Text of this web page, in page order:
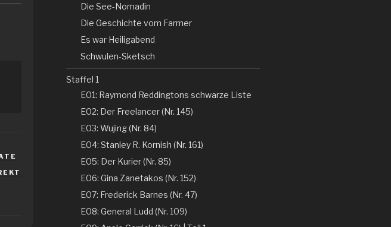
Die See-Nomadin
Die Geschichte vom Farmer
Es war Heiligabend
Schwulen-Sketsch
Staffel 1
E01: Raymond Reddingtons schwarze Liste
E02: Der Freelancer (Nr. 145)
E03: Wujing (Nr. 84)
E04: Stanley R. Kornish (Nr. 161)
E05: Der Kurier (Nr. 85)
E06: Gina Zanetakos (Nr. 152)
E07: Frederick Barnes (Nr. 47)
E08: General Ludd (Nr. 109)